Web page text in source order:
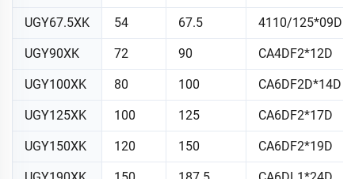
UGY67.5XK 54 67.5 4110/125*09D
UGY90XK 72 90 CA4DF2*12D
UGY100XK 80 100 CA6DF2D*14D
UGY125XK 100 125 CA6DF2*17D
UGY150XK 120 150 CA6DF2*19D